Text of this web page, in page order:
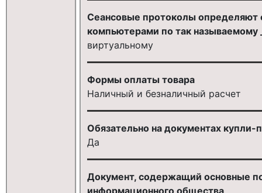
Сеансовые протоколы
компьютерами по так называемому
виртуальному
Формы оплаты товара
Наличный и безналичный расчет
Обязательно на документах
Да
Документ, содержащий основные
информационного общества